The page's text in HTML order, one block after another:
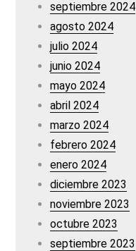
septiembre 2024
agosto 2024
julio 2024
junio 2024
mayo 2024
abril 2024
marzo 2024
febrero 2024
enero 2024
diciembre 2023
noviembre 2023
octubre 2023
septiembre 2023